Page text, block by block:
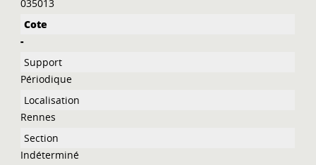
035013
-
Périodique
Rennes
Indéterminé